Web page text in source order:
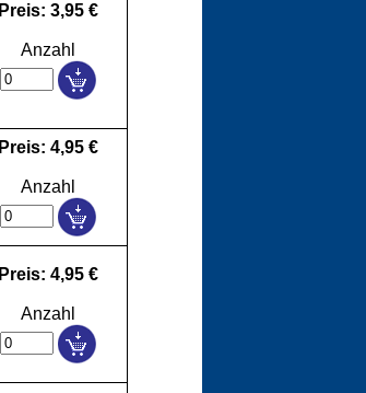
Preis: 3,95 €
Anzahl
Preis: 4,95 €
Anzahl
Preis: 4,95 €
Anzahl